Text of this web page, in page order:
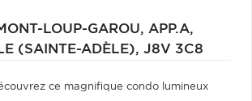
LOUP-GAROU, APP.A,
(SAINTE-ADÈLE), J8V 3C8
ce magnifique condo lumineux